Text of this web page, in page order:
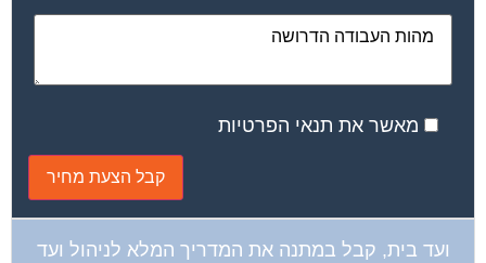
מאשר את תנאי הפרטיות
ועד בית, קבל במתנה את המדריך המלא לניהול ועד